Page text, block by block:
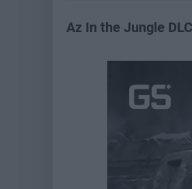
Az In the Jungle